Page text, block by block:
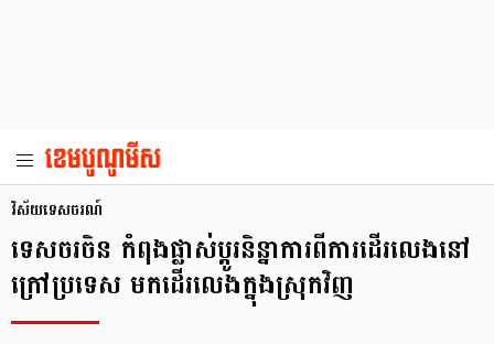
វិស័យទេសចរណ៍
ទេសចរចិន កំពុងផ្លាស់ប្តូរនិន្នាការពីការដើរលេងនៅ
ក្រៅប្រទេស មកដើរលេងក្នុងស្រុកវិញ